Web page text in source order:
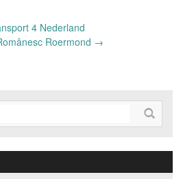
4 Nederland
Roermond →